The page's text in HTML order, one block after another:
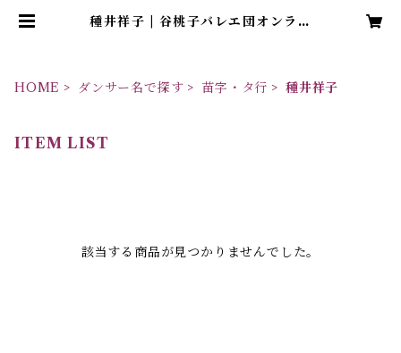
種井祥子 | 谷桃子バレエ団オンライ
HOME ダンサー名で探す 苗字・タ行 種井祥子
ITEM LIST
該当する商品が見つかりませんでした。